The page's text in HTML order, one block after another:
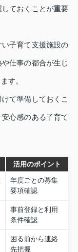
ておくことが重要
子育て支援施設の
仕事の都合が生じ
す。
て準備しておくこ
心感のある子育て
活用のポイント
年度ごとの募集
要項確認
事前登録と利用
条件確認
困る前から連絡
先把握